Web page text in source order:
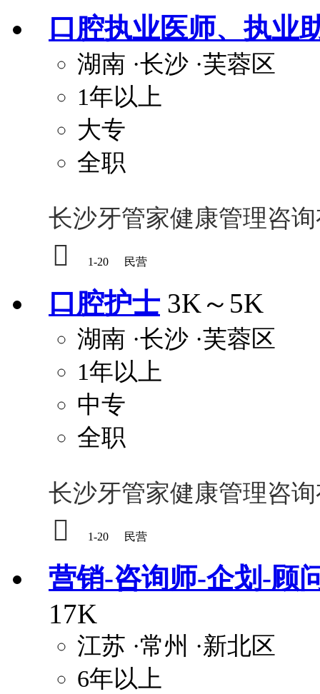
口腔执业医师、执业
湖南 ·长沙 ·芙蓉区
1年以上
大专
全职
长沙牙管家健康管理咨
 1-20 民营
口腔护士 3K～5K
湖南 ·长沙 ·芙蓉区
1年以上
中专
全职
长沙牙管家健康管理咨
 1-20 民营
营销-咨询师-企划-顾
17K
江苏 ·常州 ·新北区
6年以上